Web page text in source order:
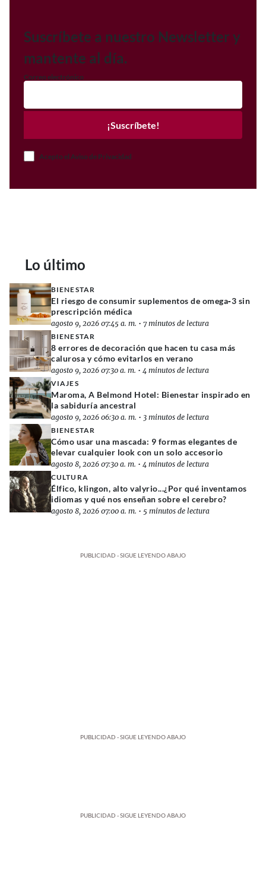
Suscríbete a nuestro Newsletter y
mantente al día.
Correo electrónico
¡Suscríbete!
Acepto el Aviso de Privacidad
Lo último
BIENESTAR
El riesgo de consumir suplementos de omega‑3 sin
prescripción médica
agosto 9, 2026 07:45 a. m. • 7 minutos de lectura
BIENESTAR
8 errores de decoración que hacen tu casa más
calurosa y cómo evitarlos en verano
agosto 9, 2026 07:30 a. m. • 4 minutos de lectura
VIAJES
Maroma, A Belmond Hotel: Bienestar inspirado en
la sabiduría ancestral
agosto 9, 2026 06:30 a. m. • 3 minutos de lectura
BIENESTAR
Cómo usar una mascada: 9 formas elegantes de
elevar cualquier look con un solo accesorio
agosto 8, 2026 07:30 a. m. • 4 minutos de lectura
CULTURA
Élfico, klingon, alto valyrio...¿Por qué inventamos
idiomas y qué nos enseñan sobre el cerebro?
agosto 8, 2026 07:00 a. m. • 5 minutos de lectura
PUBLICIDAD - SIGUE LEYENDO ABAJO
PUBLICIDAD - SIGUE LEYENDO ABAJO
PUBLICIDAD - SIGUE LEYENDO ABAJO